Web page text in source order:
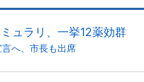
ュラリ、一挙12薬効群
へ、市長も出席